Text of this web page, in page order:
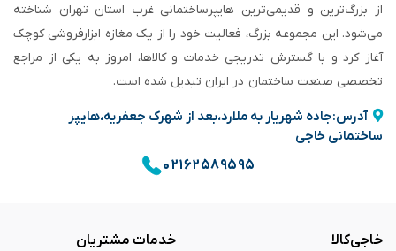
از بزرگ‌ترین و قدیمی‌ترین هایپرساختمانی‌ غرب استان تهران شناخته
می‌شود. این مجموعه بزرگ، فعالیت خود را از یک مغازه ابزارفروشی کوچک
آغاز کرد و با گسترش تدریجی خدمات و کالاها، امروز به یکی از مراجع
تخصصی صنعت ساختمان در ایران تبدیل شده است.
آدرس:جاده شهریار به ملارد،بعد از شهرک جعفریه،هایپر
ساختمانی خاجی
۰۲۱۶۲۵۸۹۵۹۵
خاجی‌کالا خدمات مشتریان